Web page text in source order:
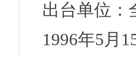
出台单位：
1996年5月